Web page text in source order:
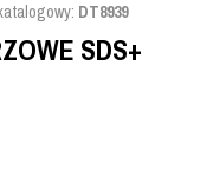
DT8939
SDS+